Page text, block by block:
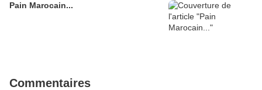
Pain Marocain...
Commentaires